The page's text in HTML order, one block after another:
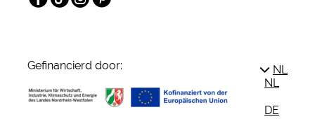
Gefinancierd door:
NL
NL
DE